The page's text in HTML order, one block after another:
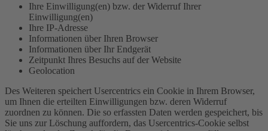
Ihre Einwilligung(en) bzw. der Widerruf Ihrer
Einwilligung(en)
Ihre IP-Adresse
Informationen über Ihren Browser
Informationen über Ihr Endgerät
Zeitpunkt Ihres Besuchs auf der Website
Geolocation
Des Weiteren speichert Usercentrics ein Cookie in Ihrem Browser,
um Ihnen die erteilten Einwilligungen bzw. deren Widerruf
zuordnen zu können. Die so erfassten Daten werden gespeichert, bis
Sie uns zur Löschung auffordern, das Usercentrics-Cookie selbst